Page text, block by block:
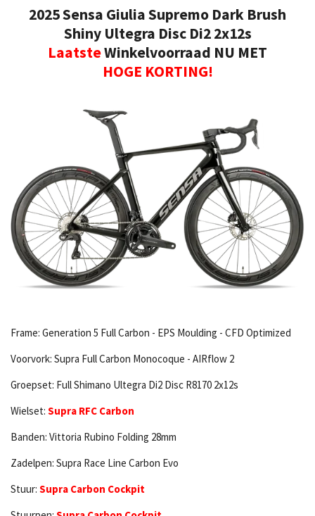
2025 Sensa Giulia Supremo Dark Brush
Shiny Ultegra Disc Di2 2x12s
LaatsteWinkelvoorraad NU MET
HOGE KORTING!
Frame: Generation 5 Full Carbon - EPS Moulding - CFD Optimized
Voorvork: Supra Full Carbon Monocoque - AIRflow 2
Groepset: Full Shimano Ultegra Di2 Disc R8170 2x12s
Wielset: Supra RFC Carbon
Banden: Vittoria Rubino Folding 28mm
Zadelpen: Supra Race Line Carbon Evo
Stuur: Supra Carbon Cockpit